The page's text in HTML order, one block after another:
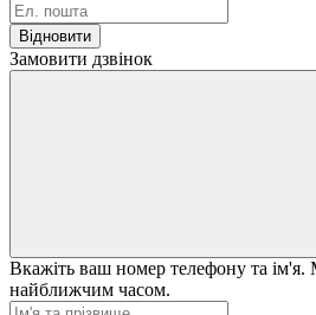
Відновити
Замовити дзвінок
Вкажіть ваш номер телефону та
найближчим часом.